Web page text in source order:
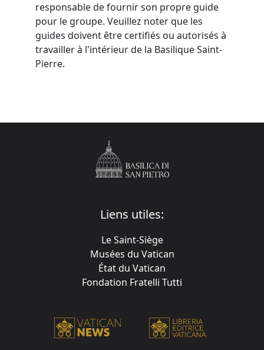
responsable de fournir son propre guide
pour le groupe. Veuillez noter que les
guides doivent être certifiés ou autorisés à
travailler à l'intérieur de la Basilique Saint-
Pierre.
Liens utiles:
Le Saint-Siège
Musées du Vatican
État du Vatican
Fondation Fratelli Tutti